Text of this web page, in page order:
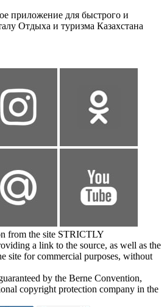
приложение для быстрого и
Отдыха и туризма Казахстана
from the site STRICTLY
a link to the source, as well as the
site for commercial purposes, without
by the Berne Convention,
copyright protection company in the